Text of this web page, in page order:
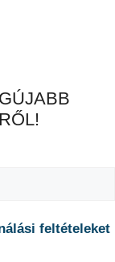
feltételeket